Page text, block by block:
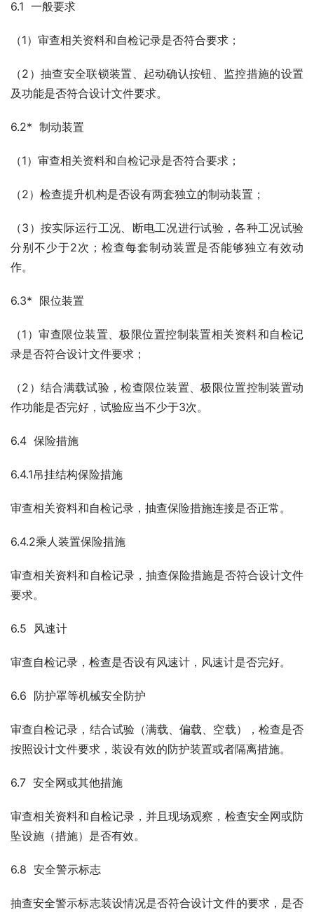
6.1  一般要求
（1）审查相关资料和自检记录是否符合要求；
（2）抽查安全联锁装置、起动确认按钮、监控措施的设置
及功能是否符合设计文件要求。
6.2*  制动装置
（1）审查相关资料和自检记录是否符合要求；
（2）检查提升机构是否设有两套独立的制动装置；
（3）按实际运行工况、断电工况进行试验，各种工况试验
分别不少于2次；检查每套制动装置是否能够独立有效动
作。
6.3*  限位装置
（1）审查限位装置、极限位置控制装置相关资料和自检记
录是否符合设计文件要求；
（2）结合满载试验，检查限位装置、极限位置控制装置动
作功能是否完好，试验应当不少于3次。
6.4  保险措施
6.4.1吊挂结构保险措施
审查相关资料和自检记录，抽查保险措施连接是否正常。
6.4.2乘人装置保险措施
审查相关资料和自检记录，抽查保险措施是否符合设计文件
要求。
6.5  风速计
审查自检记录，检查是否设有风速计，风速计是否完好。
6.6  防护罩等机械安全防护
审查自检记录，结合试验（满载、偏载、空载），检查是否
按照设计文件要求，装设有效的防护装置或者隔离措施。
6.7  安全网或其他措施
审查相关资料和自检记录，并且现场观察，检查安全网或防
坠设施（措施）是否有效。
6.8  安全警示标志
抽查安全警示标志装设情况是否符合设计文件的要求，是否